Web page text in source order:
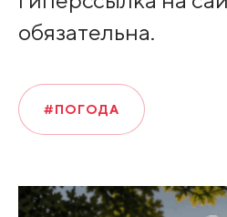
обязательна.
#ПОГОДА